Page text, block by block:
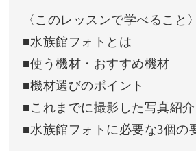
撮影した写真をご紹介しながら
学んだことを実践する感覚で、
〈このレッスンで学べること〉
■水族館フォトとは
■使う機材・おすすめ機材
■機材選びのポイント
■これまでに撮影した写真紹介
■水族館フォトに必要な3個の